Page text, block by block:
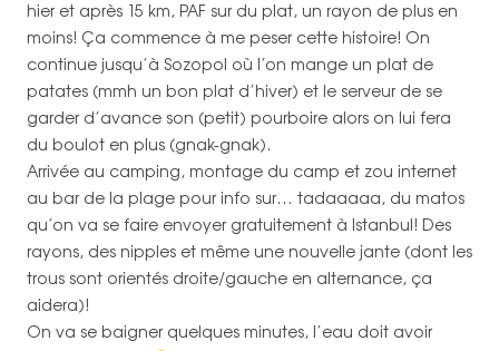
hier et après 15 km, PAF sur du plat, un rayon de plus en
moins! Ça commence à me peser cette histoire! On
continue jusqu’à Sozopol où l’on mange un plat de
patates (mmh un bon plat d’hiver) et le serveur de se
garder d’avance son (petit) pourboire alors on lui fera
du boulot en plus (gnak-gnak).
Arrivée au camping, montage du camp et zou internet
au bar de la plage pour info sur… tadaaaaa, du matos
qu’on va se faire envoyer gratuitement à Istanbul! Des
rayons, des nipples et même une nouvelle jante (dont les
trous sont orientés droite/gauche en alternance, ça
aidera)!
On va se baigner quelques minutes, l’eau doit avoir